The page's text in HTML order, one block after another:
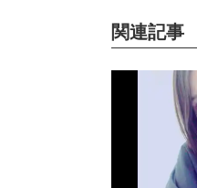
関連記事